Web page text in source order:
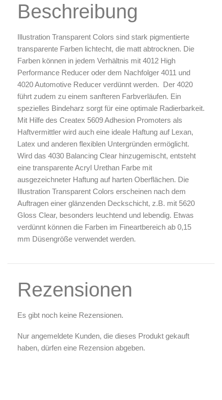
Spezialliteratur & Anleitungen
X
Beschreibung
Illustration Transparent Colors sind stark pigmentierte
transparente Farben lichtecht, die matt abtrocknen. Die
Farben können in jedem Verhältnis mit 4012 High
Performance Reducer oder dem Nachfolger 4011 und
4020 Automotive Reducer verdünnt werden. Der 4020
führt zudem zu einem sanfteren Farbverläufen. Ein
spezielles Bindeharz sorgt für eine optimale Radierbarkeit.
Mit Hilfe des Createx 5609 Adhesion Promoters als
Haftvermittler wird auch eine ideale Haftung auf Lexan,
Latex und anderen flexiblen Untergründen ermöglicht.
Wird das 4030 Balancing Clear hinzugemischt, entsteht
eine transparente Acryl Urethan Farbe mit
ausgezeichneter Haftung auf harten Oberflächen. Die
Illustration Transparent Colors erscheinen nach dem
Auftragen einer glänzenden Deckschicht, z.B. mit 5620
Gloss Clear, besonders leuchtend und lebendig. Etwas
verdünnt können die Farben im Fineartbereich ab 0,15
mm Düsengröße verwendet werden.
Rezensionen
Es gibt noch keine Rezensionen.
Nur angemeldete Kunden, die dieses Produkt gekauft
haben, dürfen eine Rezension abgeben.